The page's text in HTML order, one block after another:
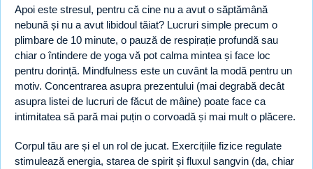
Apoi este stresul, pentru că cine nu a avut o săptămână
nebună și nu a avut libidoul tăiat? Lucruri simple precum o
plimbare de 10 minute, o pauză de respirație profundă sau
chiar o întindere de yoga vă pot calma mintea și face loc
pentru dorință. Mindfulness este un cuvânt la modă pentru un
motiv. Concentrarea asupra prezentului (mai degrabă decât
asupra listei de lucruri de făcut de mâine) poate face ca
intimitatea să pară mai puțin o corvoadă și mai mult o plăcere.
Corpul tău are și el un rol de jucat. Exercițiile fizice regulate
stimulează energia, starea de spirit și fluxul sangvin (da, chiar